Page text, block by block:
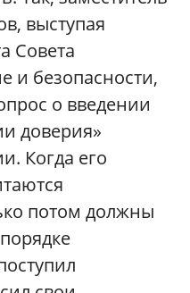
выступая
Совета
и безопасности,
о введении
доверия»
Когда его
потом должны